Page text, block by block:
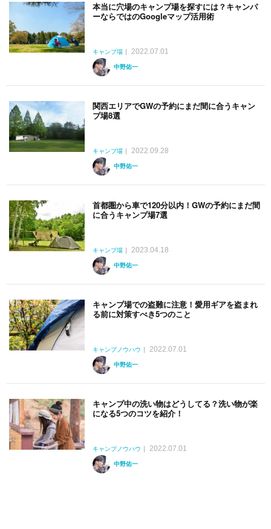
本当に穴場のキャンプ場を探すには？キャンパ
ーならではのGoogleマップ活用術
キャンプ場
2022.07.01
中野佑一
関西エリアでGWの予約にまだ間に合うキャン
プ場8選
キャンプ場
2022.09.28
中野佑一
首都圏から車で120分以内！GWの予約にまだ間
に合うキャンプ場7選
キャンプ場
2023.04.18
中野佑一
キャンプ場での盗難に注意！愛用ギアを盗まれ
る前に対策すべき5つのこと
キャンプノウハウ
2022.07.01
中野佑一
キャンプ中の洗い物はどうしてる？洗い物が楽
になる5つのコツを紹介！
キャンプノウハウ
2022.07.01
中野佑一